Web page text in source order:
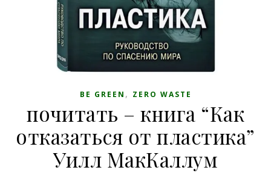
BE GREEN , ZERO WASTE
почитать – книга “Как
отказаться от пластика”
Уилл МакКаллум